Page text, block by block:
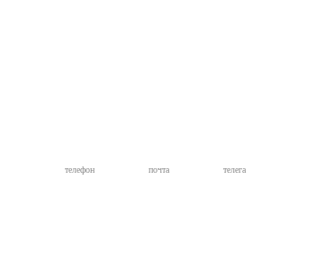
телефон почта телега